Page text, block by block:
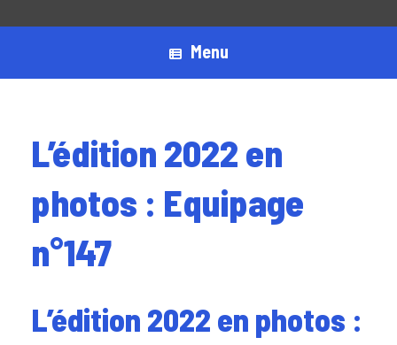
Menu
L’édition 2022 en
photos : Equipage
n°147
L’édition 2022 en photos :